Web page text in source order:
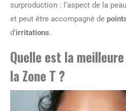
surproduction : l’aspect de la
et peut être accompagné de
d’irritations.
Quelle est la
la Zone T ?